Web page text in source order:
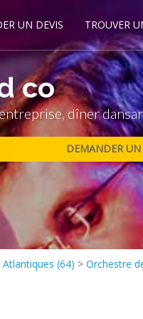
UN DEVIS TROUVER
co
dîner
(64) > Orchestre